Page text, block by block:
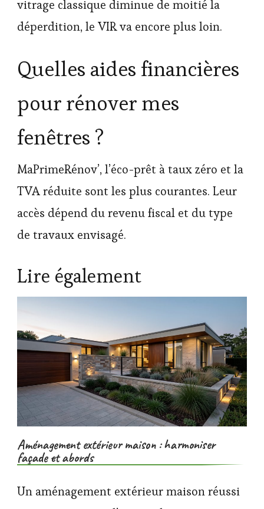
vitrage classique diminue de moitié la
déperdition, le VIR va encore plus loin.
Quelles aides financières
pour rénover mes
fenêtres ?
MaPrimeRénov’, l’éco-prêt à taux zéro et la
TVA réduite sont les plus courantes. Leur
accès dépend du revenu fiscal et du type
de travaux envisagé.
Lire également
Aménagement extérieur maison : harmoniser
façade et abords
Un aménagement extérieur maison réussi